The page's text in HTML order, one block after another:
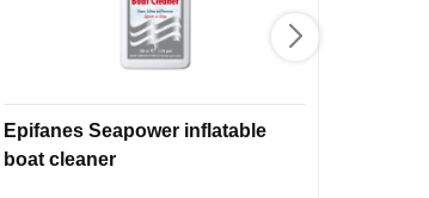
Epifanes Seapower inflatable
boat cleaner